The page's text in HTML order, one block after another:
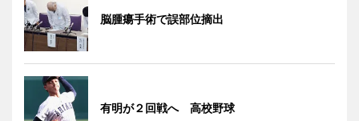
脳腫瘍手術で誤部位摘出
有明が２回戦へ 高校野球